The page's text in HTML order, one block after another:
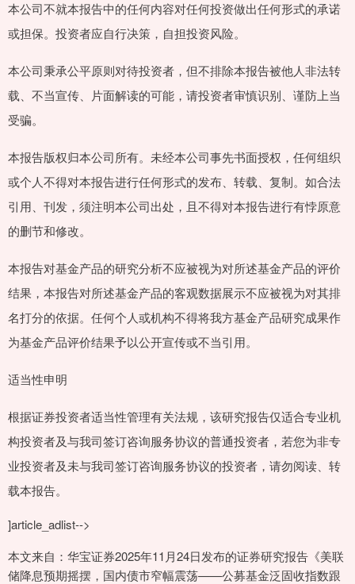
本公司不就本报告中的任何内容对任何投资做出任何形式的承诺
或担保。投资者应自行决策，自担投资风险。
本公司秉承公平原则对待投资者，但不排除本报告被他人非法转
载、不当宣传、片面解读的可能，请投资者审慎识别、谨防上当
受骗。
本报告版权归本公司所有。未经本公司事先书面授权，任何组织
或个人不得对本报告进行任何形式的发布、转载、复制。如合法
引用、刊发，须注明本公司出处，且不得对本报告进行有悖原意
的删节和修改。
本报告对基金产品的研究分析不应被视为对所述基金产品的评价
结果，本报告对所述基金产品的客观数据展示不应被视为对其排
名打分的依据。任何个人或机构不得将我方基金产品研究成果作
为基金产品评价结果予以公开宣传或不当引用。
适当性申明
根据证券投资者适当性管理有关法规，该研究报告仅适合专业机
构投资者及与我司签订咨询服务协议的普通投资者，若您为非专
业投资者及未与我司签订咨询服务协议的投资者，请勿阅读、转
载本报告。
]article_adlist-->
本文来自：华宝证券2025年11月24日发布的证券研究报告《美联
储降息预期摇摆，国内债市窄幅震荡——公募基金泛固收指数跟